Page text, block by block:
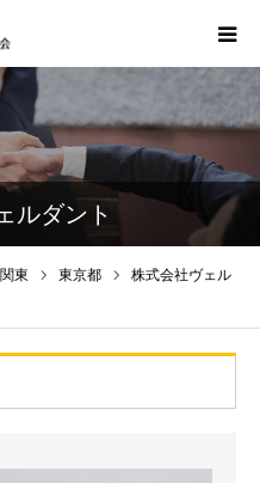
ルダント
関東 東京都
株式会社ヴェル